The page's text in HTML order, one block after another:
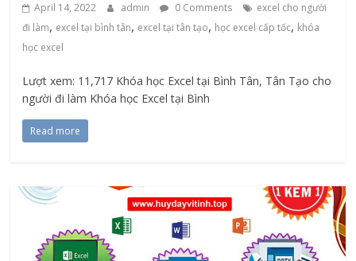
April 14, 2022 admin 0 Comments
excel cho người
đi làm, excel tại bình tân, excel tại tân tạo, học excel cấp tốc, khóa
học excel
Lượt xem: 11,717 Khóa học Excel tại Bình Tân, Tân Tạo cho
người đi làm Khóa học Excel tại Bình
Read more